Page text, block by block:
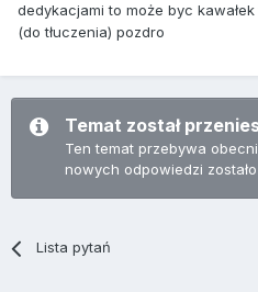
dedykacjami to może byc
(do tłuczenia) pozdro
Temat został
Ten temat przebywa
nowych odpowiedzi
Lista pytań